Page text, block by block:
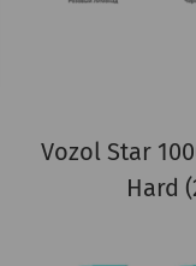
Vozol Star
Hard